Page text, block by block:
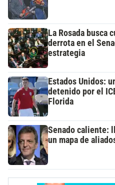
La Rosada busca
derrota en el
estrategia
Estados Unidos:
detenido por el
Florida
Senado caliente:
un mapa de